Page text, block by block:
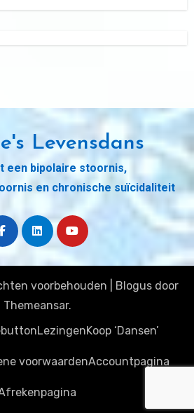
Levensdans
een bipolaire stoornis,
en chronische suïcidaliteit
voorbehouden Blogusdoor
Themeansar.
LezingenKoop ‘Dansen’
voorwaardenAccountpagina